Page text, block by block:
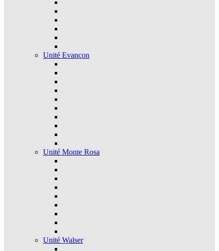
Unité Evançon
Unité Monte Rosa
Unité Walser